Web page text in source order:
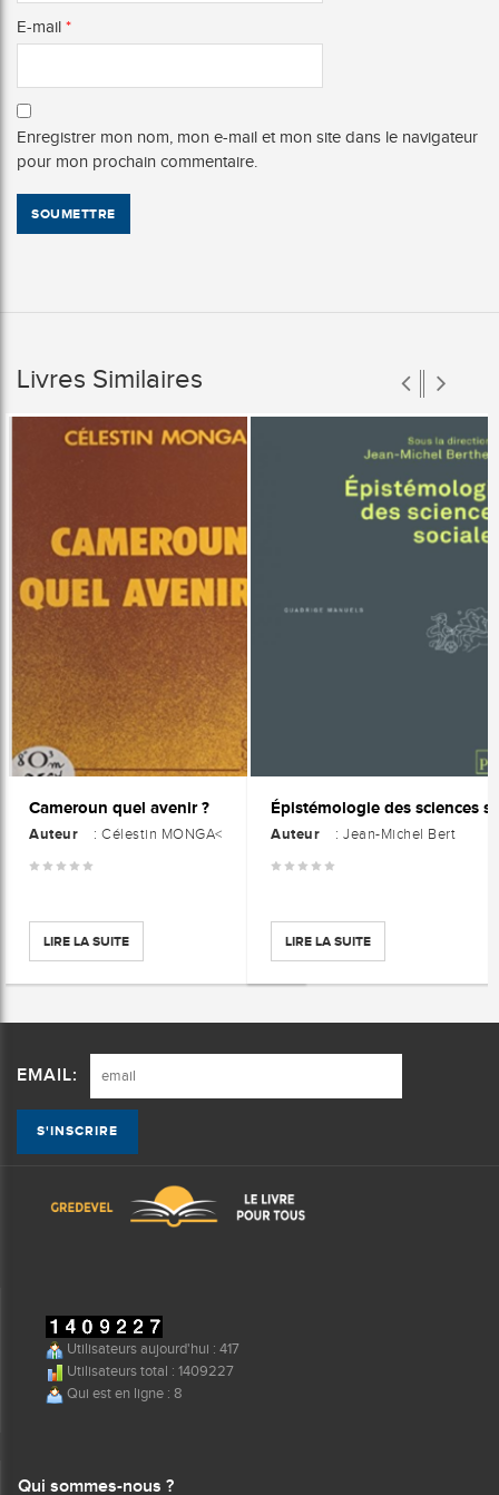
E-mail *
Enregistrer mon nom, mon e-mail et mon site dans le navigateur
pour mon prochain commentaire.
Livres Similaires
Cameroun quel avenir ?
Auteur : Célestin MONGA<
LIRE LA SUITE
Auteur : Jean-Michel Bert
LIRE LA SUITE
EMAIL:
Utilisateurs aujourd'hui : 417
Utilisateurs total : 1409227
Qui est en ligne : 8
Qui sommes-nous ?